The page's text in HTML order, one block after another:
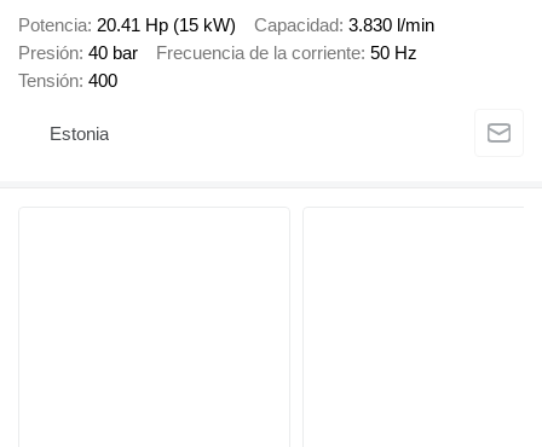
Potencia 20.41 Hp (15 kW) Capacidad 3.830 l/min
Presión 40 bar Frecuencia de la corriente 50 Hz
Tensión 400
Estonia